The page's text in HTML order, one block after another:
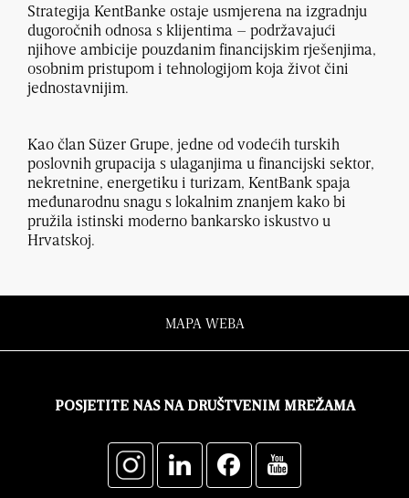
Strategija KentBanke ostaje usmjerena na izgradnju
dugoročnih odnosa s klijentima – podržavajući
njihove ambicije pouzdanim financijskim rješenjima,
osobnim pristupom i tehnologijom koja život čini
jednostavnijim.
Kao član Süzer Grupe, jedne od vodećih turskih
poslovnih grupacija s ulaganjima u financijski sektor,
nekretnine, energetiku i turizam, KentBank spaja
međunarodnu snagu s lokalnim znanjem kako bi
pružila istinski moderno bankarsko iskustvo u
Hrvatskoj.
MAPA WEBA
POSJETITE NAS NA DRUŠTVENIM MREŽAMA